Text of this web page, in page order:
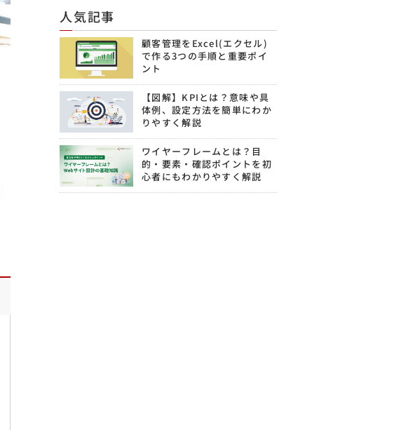
人気記事
顧客管理をExcel(エクセル)
で作る3つの手順と重要ポイ
ント
【図解】KPIとは？意味や具
体例、設定方法を簡単にわか
りやすく解説
ワイヤーフレームとは？目
的・要素・確認ポイントを初
心者にもわかりやすく解説